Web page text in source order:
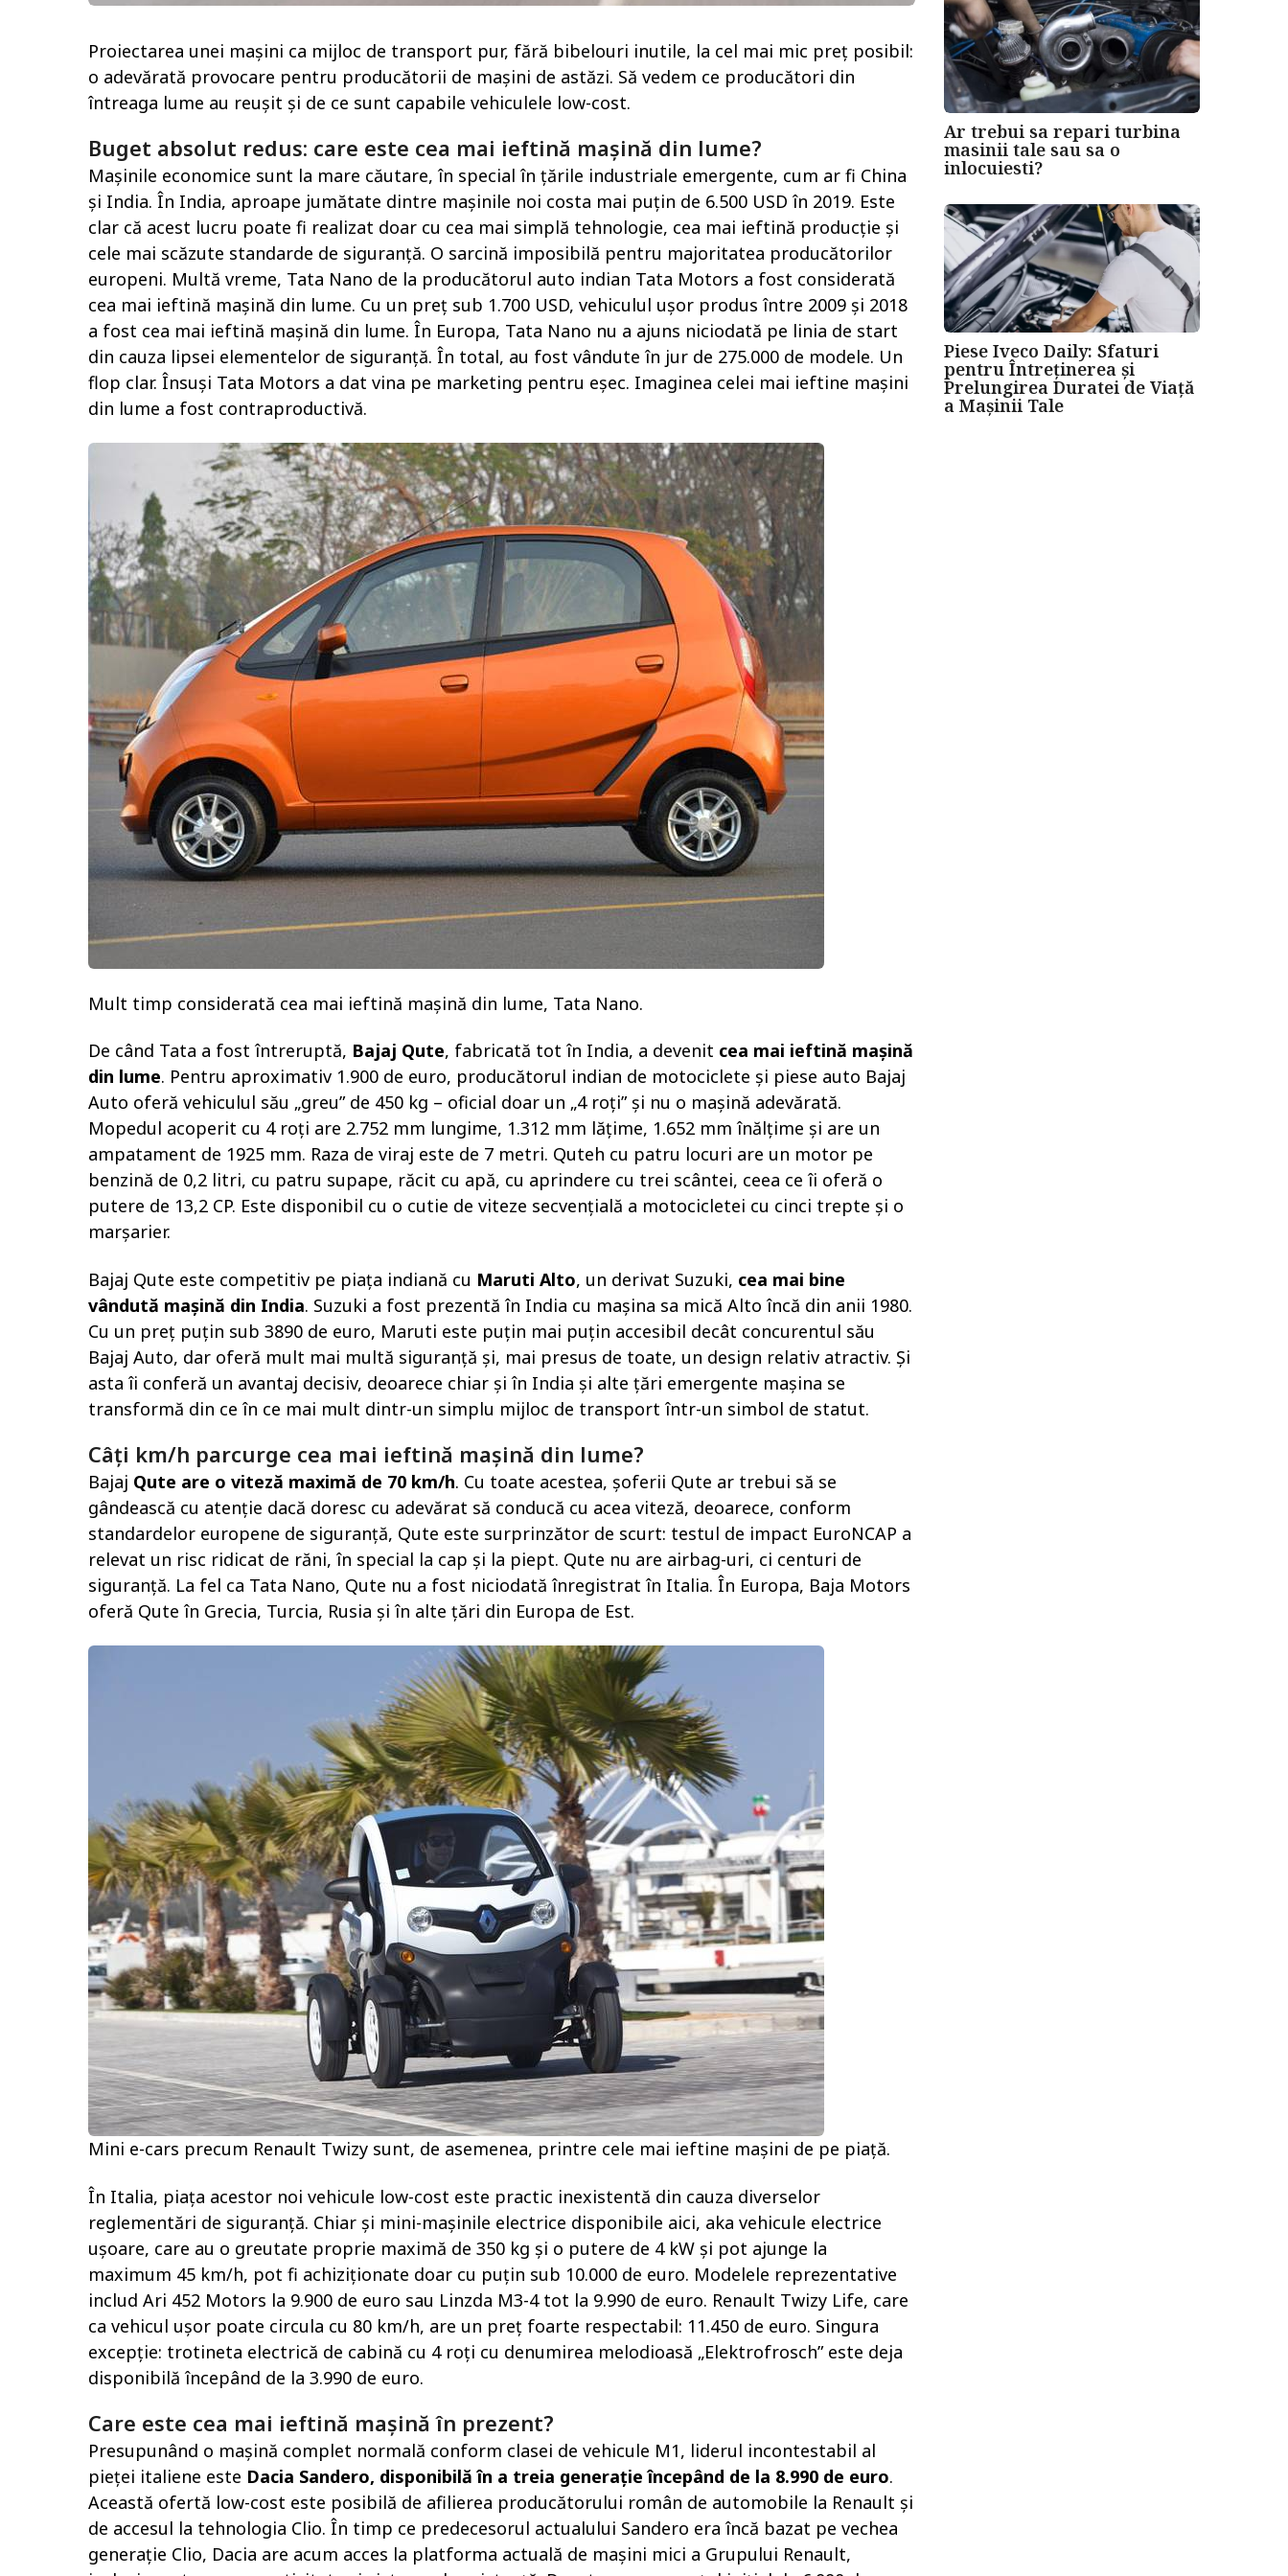
Proiectarea unei mașini ca mijloc de transport pur, fără bibelouri inutile, la cel mai mic preț posibil:
o adevărată provocare pentru producătorii de mașini de astăzi. Să vedem ce producători din
întreaga lume au reușit și de ce sunt capabile vehiculele low-cost.
Buget absolut redus: care este cea mai ieftină mașină din lume?
Mașinile economice sunt la mare căutare, în special în țările industriale emergente, cum ar fi China
și India. În India, aproape jumătate dintre mașinile noi costa mai puțin de 6.500 USD în 2019. Este
clar că acest lucru poate fi realizat doar cu cea mai simplă tehnologie, cea mai ieftină producție și
cele mai scăzute standarde de siguranță. O sarcină imposibilă pentru majoritatea producătorilor
europeni. Multă vreme, Tata Nano de la producătorul auto indian Tata Motors a fost considerată
cea mai ieftină mașină din lume. Cu un preț sub 1.700 USD, vehiculul ușor produs între 2009 și 2018
a fost cea mai ieftină mașină din lume. În Europa, Tata Nano nu a ajuns niciodată pe linia de start
din cauza lipsei elementelor de siguranță. În total, au fost vândute în jur de 275.000 de modele. Un
flop clar. Însuși Tata Motors a dat vina pe marketing pentru eșec. Imaginea celei mai ieftine mașini
din lume a fost contraproductivă.
Mult timp considerată cea mai ieftină mașină din lume, Tata Nano.
De când Tata a fost întreruptă, Bajaj Qute, fabricată tot în India, a devenit cea mai ieftină mașină
din lume. Pentru aproximativ 1.900 de euro, producătorul indian de motociclete și piese auto Bajaj
Auto oferă vehiculul său „greu” de 450 kg – oficial doar un „4 roți” și nu o mașină adevărată.
Mopedul acoperit cu 4 roți are 2.752 mm lungime, 1.312 mm lățime, 1.652 mm înălțime și are un
ampatament de 1925 mm. Raza de viraj este de 7 metri. Quteh cu patru locuri are un motor pe
benzină de 0,2 litri, cu patru supape, răcit cu apă, cu aprindere cu trei scântei, ceea ce îi oferă o
putere de 13,2 CP. Este disponibil cu o cutie de viteze secvenţială a motocicletei cu cinci trepte şi o
marşarier.
Bajaj Qute este competitiv pe piața indiană cu Maruti Alto, un derivat Suzuki, cea mai bine
vândută mașină din India. Suzuki a fost prezentă în India cu mașina sa mică Alto încă din anii 1980.
Cu un preț puțin sub 3890 de euro, Maruti este puțin mai puțin accesibil decât concurentul său
Bajaj Auto, dar oferă mult mai multă siguranță și, mai presus de toate, un design relativ atractiv. Și
asta îi conferă un avantaj decisiv, deoarece chiar și în India și alte țări emergente mașina se
transformă din ce în ce mai mult dintr-un simplu mijloc de transport într-un simbol de statut.
Câți km/h parcurge cea mai ieftină mașină din lume?
Bajaj Qute are o viteză maximă de 70 km/h. Cu toate acestea, șoferii Qute ar trebui să se
gândească cu atenție dacă doresc cu adevărat să conducă cu acea viteză, deoarece, conform
standardelor europene de siguranță, Qute este surprinzător de scurt: testul de impact EuroNCAP a
relevat un risc ridicat de răni, în special la cap și la piept. Qute nu are airbag-uri, ci centuri de
siguranță. La fel ca Tata Nano, Qute nu a fost niciodată înregistrat în Italia. În Europa, Baja Motors
oferă Qute în Grecia, Turcia, Rusia și în alte țări din Europa de Est.
Mini e-cars precum Renault Twizy sunt, de asemenea, printre cele mai ieftine mașini de pe piață.
În Italia, piața acestor noi vehicule low-cost este practic inexistentă din cauza diverselor
reglementări de siguranță. Chiar și mini-mașinile electrice disponibile aici, aka vehicule electrice
ușoare, care au o greutate proprie maximă de 350 kg și o putere de 4 kW și pot ajunge la
maximum 45 km/h, pot fi achiziționate doar cu puțin sub 10.000 de euro. Modelele reprezentative
includ Ari 452 Motors la 9.900 de euro sau Linzda M3-4 tot la 9.990 de euro. Renault Twizy Life, care
ca vehicul ușor poate circula cu 80 km/h, are un preț foarte respectabil: 11.450 de euro. Singura
excepție: trotineta electrică de cabină cu 4 roți cu denumirea melodioasă „Elektrofrosch” este deja
disponibilă începând de la 3.990 de euro.
Care este cea mai ieftină mașină în prezent?
Presupunând o mașină complet normală conform clasei de vehicule M1, liderul incontestabil al
pieței italiene este Dacia Sandero, disponibilă în a treia generație începând de la 8.990 de euro.
Această ofertă low-cost este posibilă de afilierea producătorului român de automobile la Renault și
de accesul la tehnologia Clio. În timp ce predecesorul actualului Sandero era încă bazat pe vechea
generație Clio, Dacia are acum acces la platforma actuală de mașini mici a Grupului Renault,
Ar trebui sa repari turbina
masinii tale sau sa o
inlocuiesti?
Piese Iveco Daily: Sfaturi
pentru Întreținerea și
Prelungirea Duratei de Viață
a Mașinii Tale